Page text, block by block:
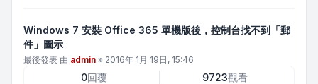
Windows 7 安裝 Office 365 單機版後，控制台找不到「郵
件」圖示
最後發表 由 admin » 2016年 1月 19日, 15:46
0回覆 9723觀看